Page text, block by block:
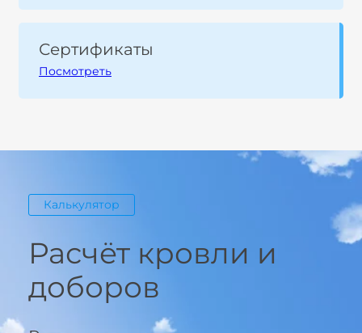
Сертификаты
Посмотреть
Калькулятор
Расчёт кровли и
доборов